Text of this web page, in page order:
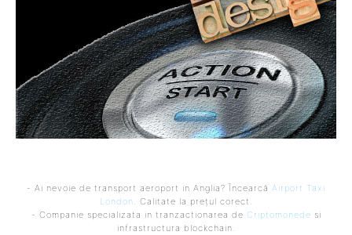
- Ai nevoie de transport aeroport in Anglia? Încearcă Airport Taxi
London. Calitate la prețul corect.
- Companie specializata in tranzactionarea de Criptomonede si
infrastructura blockchain.